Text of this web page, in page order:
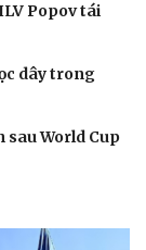
Popov tái
dây trong
sau World Cup